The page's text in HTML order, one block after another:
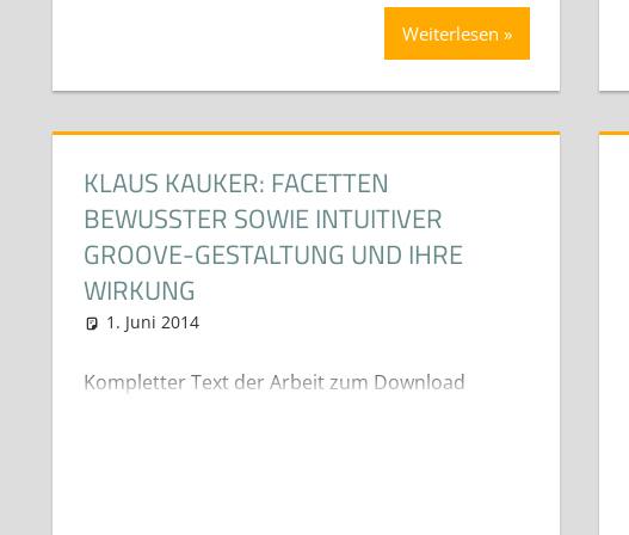
Weiterlesen
KLAUS KAUKER: FACETTEN
BEWUSSTER SOWIE INTUITIVER
GROOVE-GESTALTUNG UND IHRE
WIRKUNG
1. Juni 2014
Kompletter Text der Arbeit zum Download